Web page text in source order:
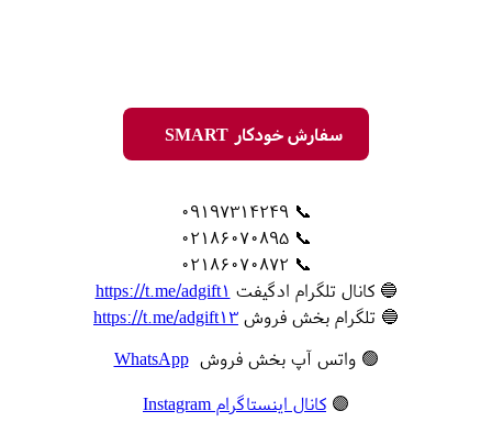
سفارش خودکار SMART
📞 09197314249
📞 02186070895
📞 02186070872
🔵 کانال تلگرام ادگیفت https://t.me/adgift1
🔵 تلگرام بخش فروش https://t.me/adgift13
🟢 واتس آپ بخش فروشWhatsApp
🟣 کانال اینستاگرام Instagram